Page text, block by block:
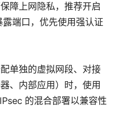
障上网隐私，推荐开启
端口，优先使用强认证
单独的虚拟网段、对接
、内部应用）时，使用
的混合部署以兼容性